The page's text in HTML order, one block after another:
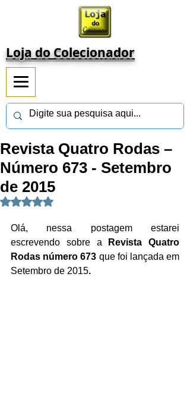
Loja do Colecionador
Revista Quatro Rodas –
Número 673 - Setembro
de 2015
Avaliado com NaN de 5 estrelas.
Olá, nessa postagem estarei
escrevendo sobre a
Revista Quatro
Rodas número 673 que foi lançada em
Setembro de 2015.